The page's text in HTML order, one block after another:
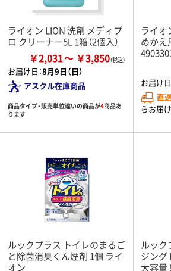
ライオン LION 洗剤 メディプ
ロ クリーナー5L 1箱（2個入）
￥2,031 ￥3,850
お届け日：8月9日（日）
アスクル在庫商品
商品タイプ・販売単位違いの商品が4商品あ
ります
ライオ
めかえ
お届け日
直
らお届け
ルックプラス トイレのまるご
と除菌消臭くん煙剤 1個 ライ
オン
ルック
ジング
大容量